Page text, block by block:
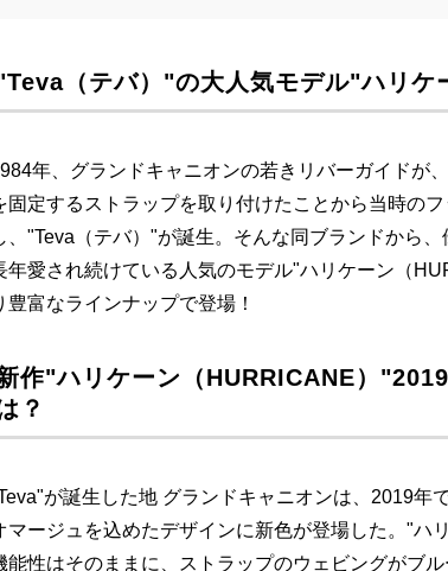
（テバ）"の大人気モデル"ハリケ
年、グランドキャニオンの若きリバーガイドが
固定するストラップを取り付けたことから当時の
、"Teva（テバ）"が誕生。そんな同ブランドから
年愛され続けている人気のモデル"ハリケーン（
豊富なラインナップで登場！
作"ハリケーン（HURRICANE）
？
が誕生した地 グランドキャニオンは、2019年
マージュを込めたデザインに新色が登場した。"ハ
能性はそのままに、ストラップのウェビングがブ